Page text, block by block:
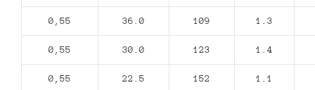
0,55 36.0 109 1.3
0,55 30.0 123 1.4
0,55 22.5 152 1.1